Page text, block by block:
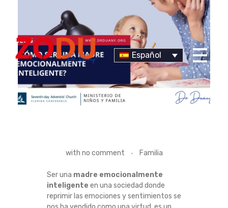
Dr Duany
Español
with no comment Familia
Ser una madre emocionalmente
inteligente en una sociedad donde
reprimir las emociones y sentimientos se